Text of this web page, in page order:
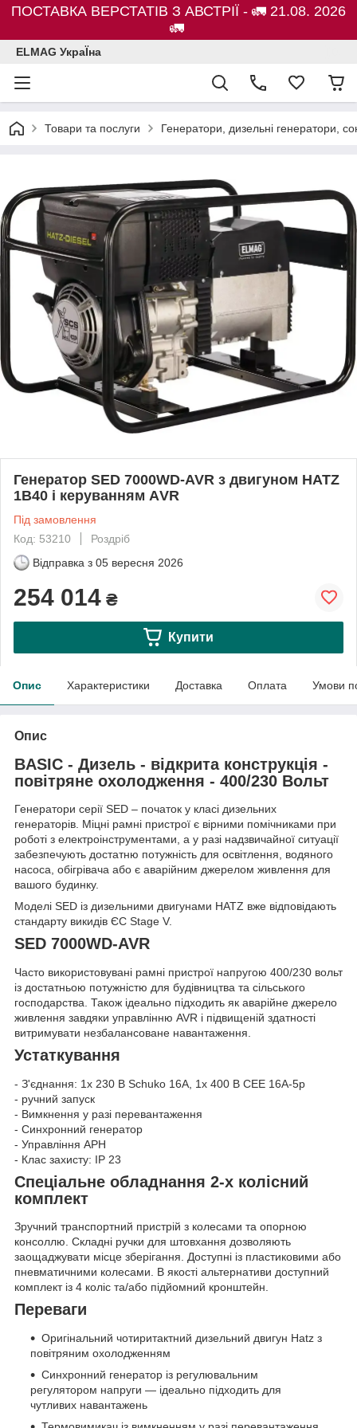
ПОСТАВКА ВЕРСТАТІВ З АВСТРІЇ - 🚛 21.08. 2026
🚛
ELMAG УкраЇна
Товари та послуги Генератори, дизельні генератори,
Генератор SED 7000WD-AVR з двигуном HATZ
1В40 і керуванням АVR
Під замовлення
Код: 53210
Роздріб
Відправка з 05 вересня 2026
254 014 ₴
Купити
Опис Характеристики Доставка Оплата Умови
Опис
BASIC - Дизель - відкрита конструкція -
повітряне охолодження - 400/230 Вольт
Генератори серії SED – початок у класі дизельних
генераторів. Міцні рамні пристрої є вірними помічниками при
роботі з електроінструментами, а у разі надзвичайної ситуації
забезпечують достатню потужність для освітлення, водяного
насоса, обігрівача або є аварійним джерелом живлення для
вашого будинку.
Моделі SED із дизельними двигунами HATZ вже відповідають
стандарту викидів ЄС Stage V.
SED 7000WD-AVR
Часто використовувані рамні пристрої напругою 400/230 вольт
із достатньою потужністю для будівництва та сільського
господарства. Також ідеально підходить як аварійне джерело
живлення завдяки управлінню AVR і підвищеній здатності
витримувати незбалансоване навантаження.
Устаткування
- З'єднання: 1x 230 В Schuko 16A, 1x 400 В CEE 16A-5p
- ручний запуск
- Вимкнення у разі перевантаження
- Синхронний генератор
- Управління АРН
- Клас захисту: IP 23
Спеціальне обладнання 2-х колісний
комплект
Зручний транспортний пристрій з колесами та опорною
консоллю. Складні ручки для штовхання дозволяють
заощаджувати місце зберігання. Доступні із пластиковими або
пневматичними колесами. В якості альтернативи доступний
комплект із 4 коліс та/або підйомний кронштейн.
Переваги
Оригінальний чотиритактний дизельний двигун Hatz з
повітряним охолодженням
Синхронний генератор із регулювальним
регулятором напруги — ідеально підходить для
чутливих навантажень